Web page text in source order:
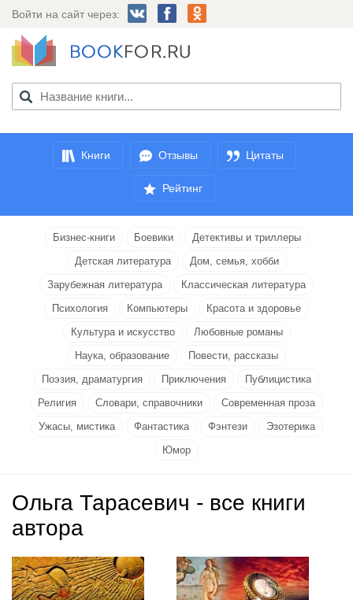
Войти на сайт через:
Книги Отзывы Цитаты
Рейтинг
Бизнес-книги Боевики
Детективы и триллеры
Детская литература
Дом, семья, хобби
Зарубежная литература
Классическая литература
Психология
Компьютеры
Красота и здоровье
Культура и искусство
Любовные романы
Наука, образование
Повести, рассказы
Поэзия, драматургия
Приключения
Публицистика
Религия
Словари, справочники
Современная проза
Ужасы, мистика
Фантастика Фэнтези
Эзотерика
Юмор
Ольга Тарасевич - все книги
автора